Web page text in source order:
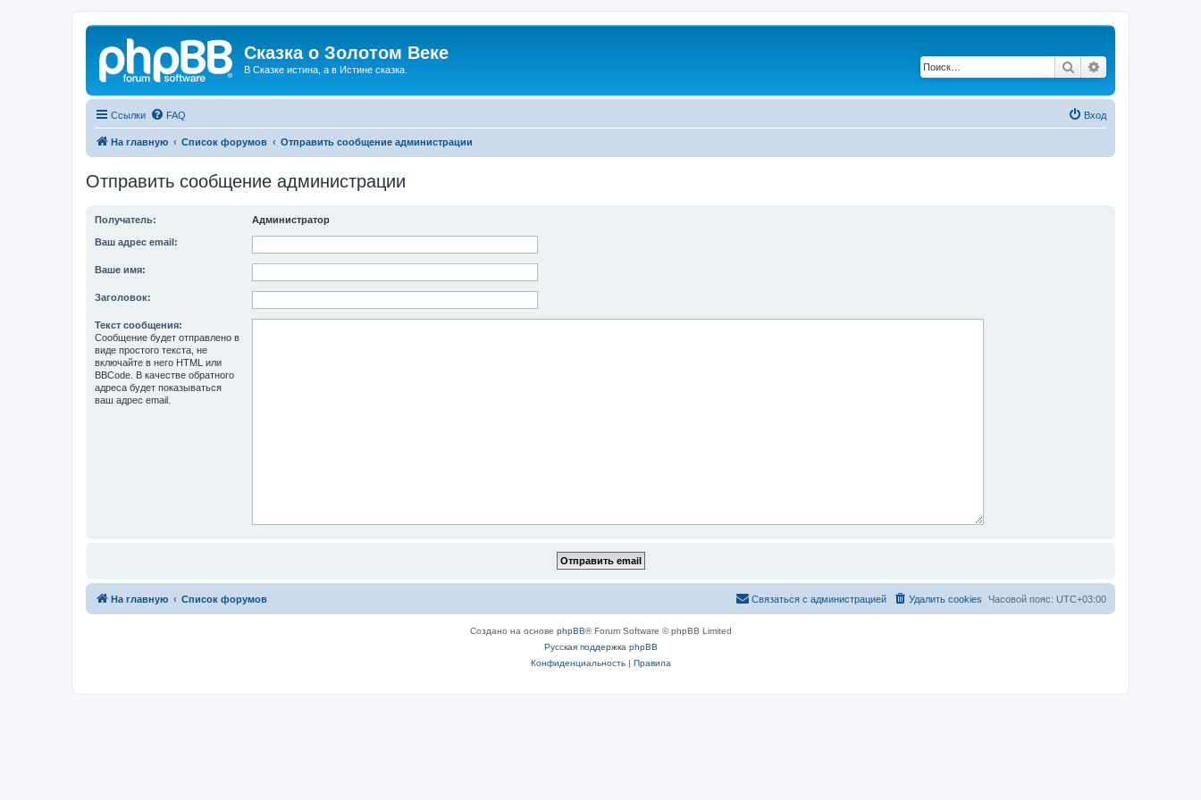
Сказка о Золотом Веке
В Сказке истина, а в Истине сказка. Поиск
Ссылки FAQ Вход
На главную Список форумов Отправить сообщение администрации
Отправить сообщение администрации
Получатель: Администратор
Ваш адрес email:
Ваше имя:
Заголовок:
Текст сообщения:
Сообщение будет отправлено в
виде простого текста, не
включайте в него HTML или
BBCode. В качестве обратного
адреса будет показываться
ваш адрес email.
На главную Список форумов Часовой пояс: UTC+03:00
Удалить cookies
Связаться с администрацией
Создано на основе phpBB® Forum Software © phpBB Limited
Русская поддержка phpBB
Конфиденциальность| Правила